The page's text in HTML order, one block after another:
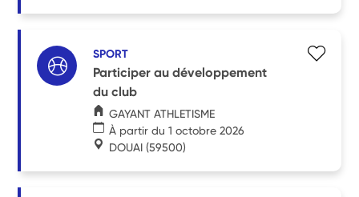
SPORT
Participer au développement
du club
GAYANT ATHLETISME
À partir du 1 octobre 2026
DOUAI (59500)